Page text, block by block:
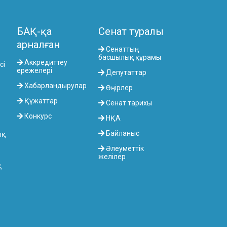
БАҚ-қа
арналған
Аккредиттеу
ережелері
Хабарландырулар
Құжаттар
Конкурс
Сенат туралы
Сенаттың
басшылық құрамы
Депутаттар
Өңірлер
Сенат тарихы
НҚА
Байланыс
Әлеуметтік
желілер